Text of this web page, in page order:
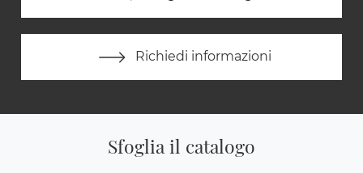
Richiedi informazioni
Sfoglia il catalogo